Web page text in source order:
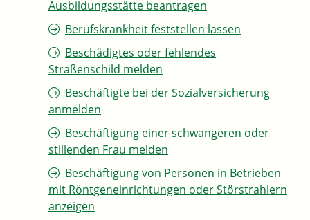
Ausbildungsstätte beantragen
Berufskrankheit feststellen lassen
Beschädigtes oder fehlendes
Straßenschild melden
Beschäftigte bei der Sozialversicherung
anmelden
Beschäftigung einer schwangeren oder
stillenden Frau melden
Beschäftigung von Personen in Betrieben
mit Röntgeneinrichtungen oder Störstrahlern
anzeigen